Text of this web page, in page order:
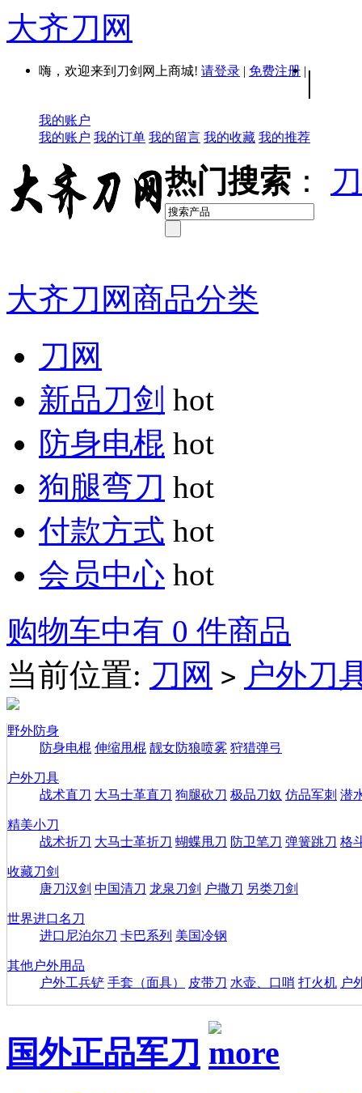
大齐刀网
嗨，欢迎来到刀剑网上商城! 请登录 | 免费注册 | |
我的账户
我的账户 我的订单 我的留言 我的收藏 我的推荐
热门搜索 ：
大齐刀网商品分类
刀网
新品刀剑 hot
防身电棍 hot
狗腿弯刀 hot
付款方式 hot
会员中心 hot
购物车中有 0 件商品
当前位置: 刀网 > 户外刀
野外防身
防身电棍 伸缩甩棍 靓女防狼喷雾 狩猎弹弓
户外刀具
战术直刀 大马士革直刀 狗腿砍刀 极品刀奴 仿品军刺 潜
精美小刀
战术折刀 大马士革折刀 蝴蝶甩刀 防卫笔刀 弹簧跳刀 格
收藏刀剑
唐刀汉剑 中国清刀 龙泉刀剑 户撒刀 另类刀剑
世界进口名刀
进口尼泊尔刀 卡巴系列 美国冷钢
其他户外用品
户外工兵铲 手套（面具） 皮带刀 水壶、口哨 打火机 户
国外正品军刀